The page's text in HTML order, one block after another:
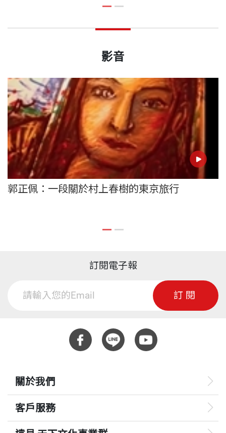
影音
郭正佩：一段關於村上春樹的東京旅行
訂閱電子報
訂閱
關於我們
客戶服務